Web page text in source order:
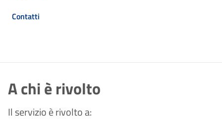
Contatti
A chi è rivolto
Il servizio è rivolto a: